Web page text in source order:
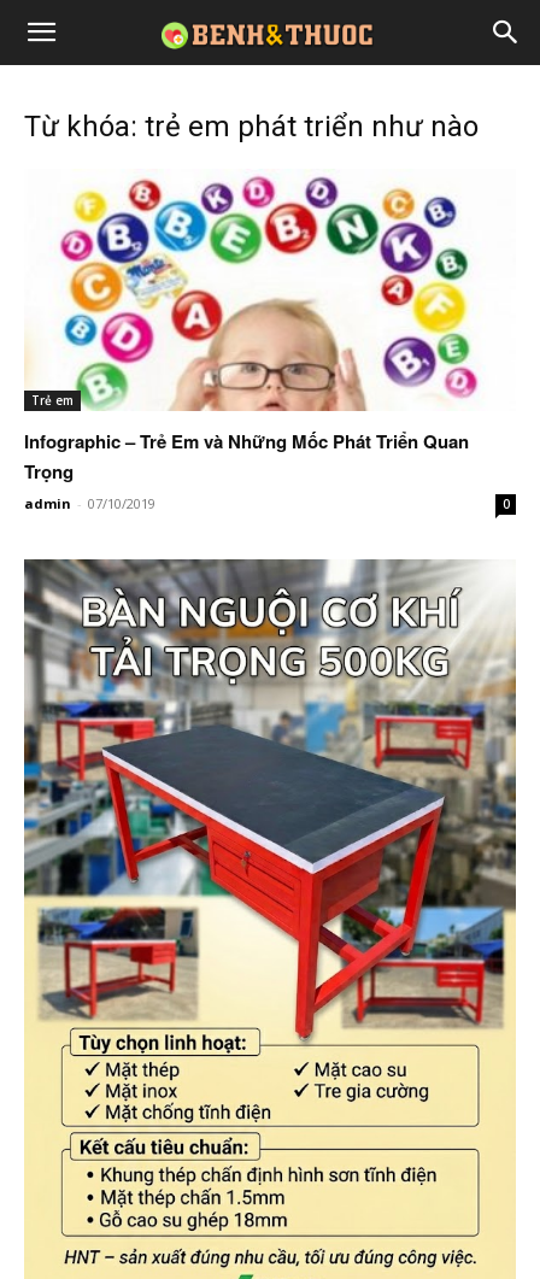
Từ khóa: trẻ em phát triển như nào
Trẻ em
Infographic – Trẻ Em và Những Mốc Phát Triển Quan
Trọng
admin - 07/10/2019 0